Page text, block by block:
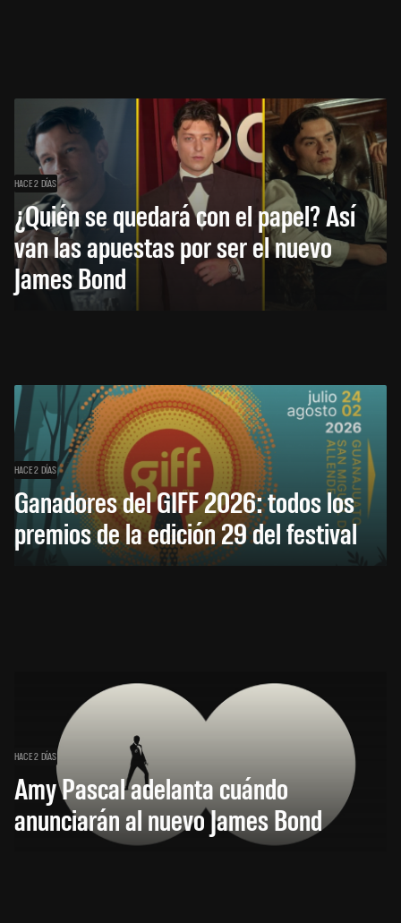
HACE 2 DÍAS
¿Quién se quedará con el papel? Así
van las apuestas por ser el nuevo
James Bond
HACE 2 DÍAS
Ganadores del GIFF 2026: todos los
premios de la edición 29 del festival
HACE 2 DÍAS
Amy Pascal adelanta cuándo
anunciarán al nuevo James Bond